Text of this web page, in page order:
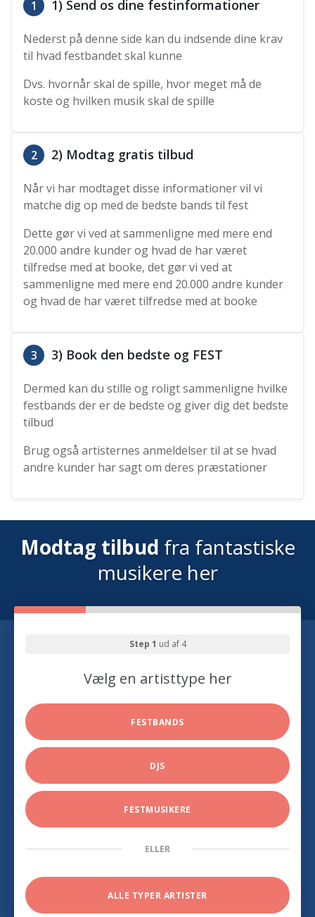
1 1) Send os dine festinformationer
Nederst på denne side kan du indsende dine krav
til hvad festbandet skal kunne
Dvs. hvornår skal de spille, hvor meget må de
koste og hvilken musik skal de spille
2 2) Modtag gratis tilbud
Når vi har modtaget disse informationer vil vi
matche dig op med de bedste bands til fest
Dette gør vi ved at sammenligne med mere end
20.000 andre kunder og hvad de har været
tilfredse med at booke, det gør vi ved at
sammenligne med mere end 20.000 andre kunder
og hvad de har været tilfredse med at booke
3 3) Book den bedste og FEST
Dermed kan du stille og roligt sammenligne hvilke
festbands der er de bedste og giver dig det bedste
tilbud
Brug også artisternes anmeldelser til at se hvad
andre kunder har sagt om deres præstationer
Modtag tilbud fra fantastiske
musikere her
Step 1 ud af 4
Vælg en artisttype her
FESTBANDS
DJS
FESTMUSIKERE
ELLER
ALLE TYPER ARTISTER